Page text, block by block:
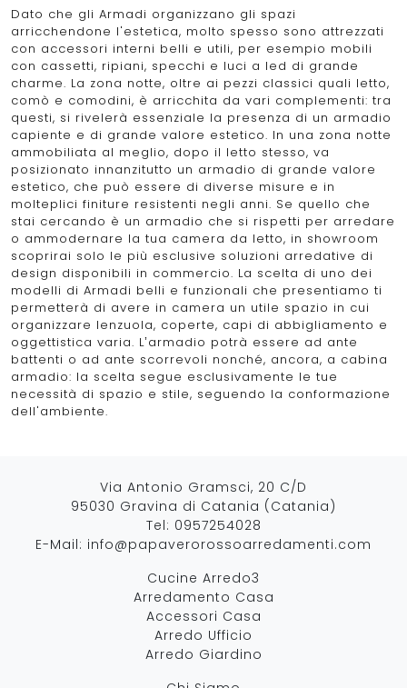
Dato che gli Armadi organizzano gli spazi
arricchendone l'estetica, molto spesso sono attrezzati
con accessori interni belli e utili, per esempio mobili
con cassetti, ripiani, specchi e luci a led di grande
charme. La zona notte, oltre ai pezzi classici quali letto,
comò e comodini, è arricchita da vari complementi: tra
questi, si rivelerà essenziale la presenza di un armadio
capiente e di grande valore estetico. In una zona notte
ammobiliata al meglio, dopo il letto stesso, va
posizionato innanzitutto un armadio di grande valore
estetico, che può essere di diverse misure e in
molteplici finiture resistenti negli anni. Se quello che
stai cercando è un armadio che si rispetti per arredare
o ammodernare la tua camera da letto, in showroom
scoprirai solo le più esclusive soluzioni arredative di
design disponibili in commercio. La scelta di uno dei
modelli di Armadi belli e funzionali che presentiamo ti
permetterà di avere in camera un utile spazio in cui
organizzare lenzuola, coperte, capi di abbigliamento e
oggettistica varia. L’armadio potrà essere ad ante
battenti o ad ante scorrevoli nonché, ancora, a cabina
armadio: la scelta segue esclusivamente le tue
necessità di spazio e stile, seguendo la conformazione
dell'ambiente.
Via Antonio Gramsci, 20 C/D
95030 Gravina di Catania (Catania)
Tel: 0957254028
E-Mail: info@papaverorossoarredamenti.com
Cucine Arredo3
Arredamento Casa
Accessori Casa
Arredo Ufficio
Arredo Giardino